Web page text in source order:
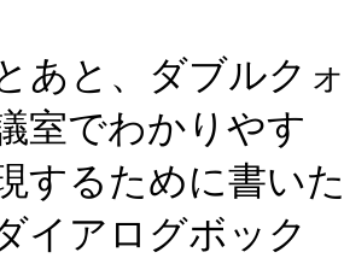
あと、ダブルク
室でわかりやす
するために書い
イアログボック